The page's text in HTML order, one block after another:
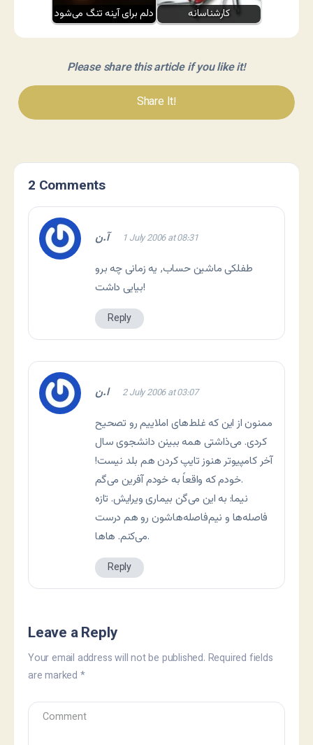
دلم برای آینه تنگ می‌شود کارشناسانه
Please share this article if you like it!
Share It!
2 Comments
آ.ن 1 July 2006 at 08:31
طفلکی ماشین حساب٬ یه زمانی چه برو
بیایی داشت!
Reply
ا.ن 2 July 2006 at 03:07
ممنون از این که غلط‌های املاییم رو تصحیح
کردی. می‌ذاشتی همه ببینن دانشجوی سال
آخر کامپیوتر هنوز تایپ کردن هم بلد نیست!
خودم که واقعاً به خودم آفرین می‌گم.
نيما: به اين می‌گن بيماری ويرايش. تازه
فاصله‌ها و نيم‌فاصله‌هاشون رو هم درست
می‌کنم. هاها.
Reply
Leave a Reply
Your email address will not be published. Required fields
are marked *